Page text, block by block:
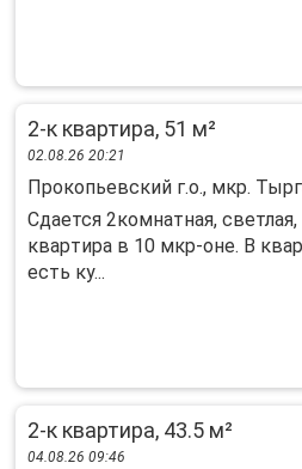
2-к квартира, 51 м²
02.08.26 20:21
Прокопьевский г.о., мкр.
Cдаeтся 2кoмнaтная, cветлая,
кваpтирa в 10 мкp-oне. B
есть ку...
2-к квартира, 43.5 м²
04.08.26 09:46